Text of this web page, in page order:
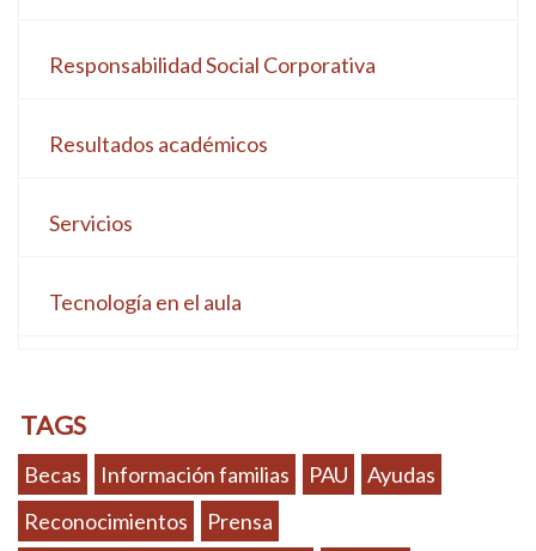
Responsabilidad Social Corporativa
Resultados académicos
Servicios
Tecnología en el aula
TAGS
Becas Información familias PAU
Ayudas
Reconocimientos
Prensa